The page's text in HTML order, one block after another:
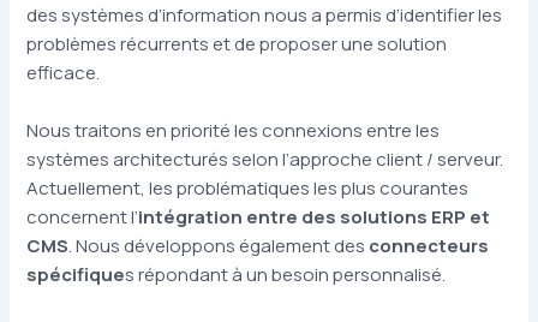
des systèmes d’information nous a permis d’identifier les
problèmes récurrents et de proposer une solution
efficace.
Nous traitons en priorité les connexions entre les
systèmes architecturés selon l’approche client / serveur.
Actuellement, les problématiques les plus courantes
concernent l’intégration entre des solutions ERP et
CMS. Nous développons également des connecteurs
spécifiques répondant à un besoin personnalisé.